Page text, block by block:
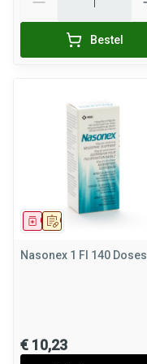
Bestel
Op voorschrift
Geneesmiddel
Nasonex 1 Fl 140 Doses
€ 10,23